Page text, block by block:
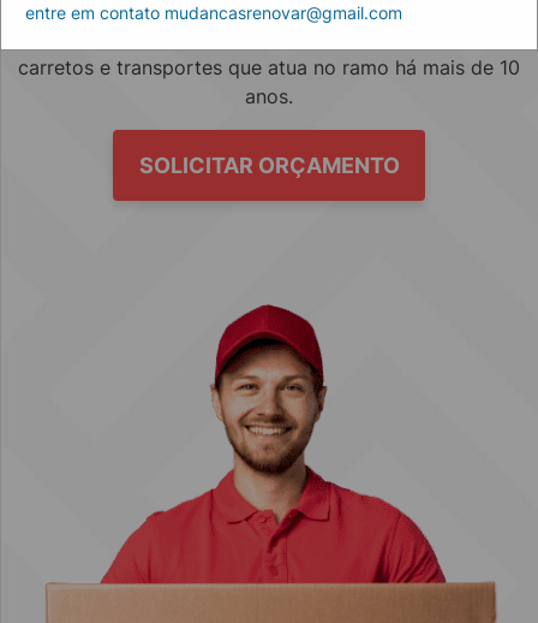
carretos e transportes que atua no ramo há mais de 10
anos.
SOLICITAR ORÇAMENTO
entre em contato mudancasrenovar@gmail.com